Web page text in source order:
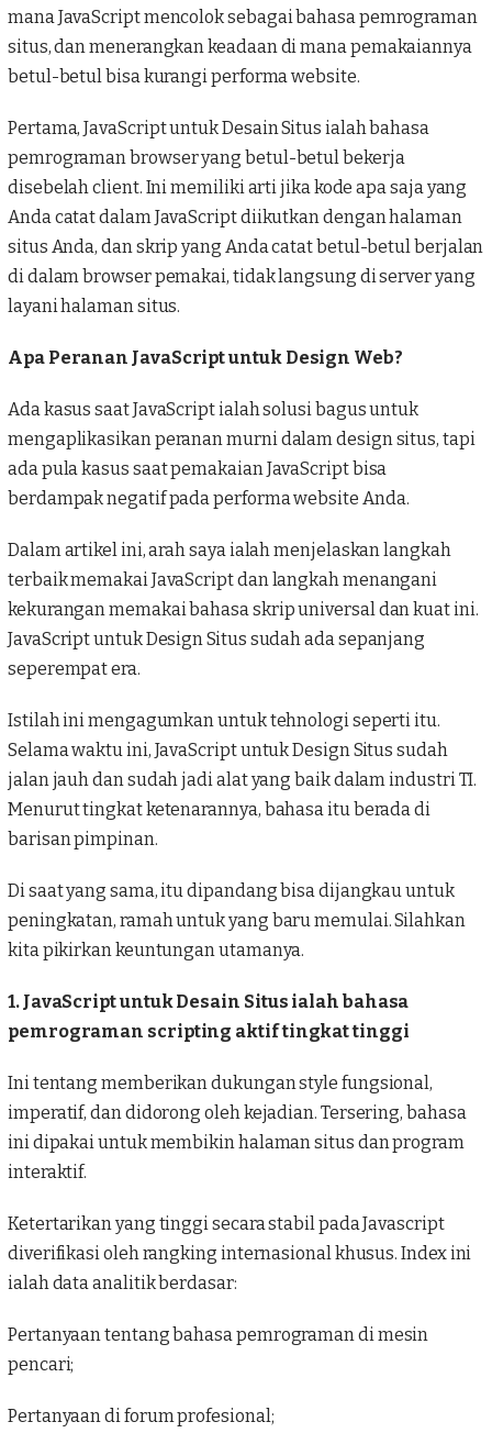
mana JavaScript mencolok sebagai bahasa pemrograman
situs, dan menerangkan keadaan di mana pemakaiannya
betul-betul bisa kurangi performa website.
Pertama,JavaScriptuntuk Desain Situs ialah bahasa
pemrograman browser yang betul-betul bekerja
disebelah client. Ini memiliki arti jika kode apa saja yang
Anda catat dalam JavaScript diikutkan dengan halaman
situs Anda, dan skrip yang Anda catat betul-betul berjalan
di dalam browser pemakai, tidak langsung di server yang
layani halaman situs.
Apa Peranan JavaScript untuk Design Web?
Ada kasus saat JavaScript ialah solusi bagus untuk
mengaplikasikan peranan murni dalam design situs, tapi
ada pula kasus saat pemakaian JavaScript bisa
berdampak negatif pada performawebsite Anda.
Dalam artikel ini, arah saya ialah menjelaskan langkah
terbaik memakai JavaScript dan langkah menangani
kekurangan memakai bahasa skrip universal dan kuat ini.
JavaScript untuk Design Situs sudah ada sepanjang
seperempat era.
Istilah ini mengagumkan untuk tehnologi seperti itu.
Selama waktu ini, JavaScript untuk Design Situs sudah
jalan jauh dan sudah jadi alat yang baik dalam industri TI.
Menurut tingkat ketenarannya, bahasa itu berada di
barisan pimpinan.
Di saat yang sama, itu dipandang bisa dijangkau untuk
peningkatan, ramah untuk yang baru memulai. Silahkan
kita pikirkan keuntungan utamanya.
1. JavaScript untuk Desain Situs ialah bahasa
pemrograman scripting aktif tingkat tinggi
Ini tentang memberikan dukungan style fungsional,
imperatif, dan didorong oleh kejadian. Tersering, bahasa
ini dipakai untuk membikin halaman situs dan program
interaktif.
Ketertarikan yang tinggi secara stabil pada Javascript
diverifikasi oleh rangking internasional khusus. Index ini
ialah data analitik berdasar:
Pertanyaan tentang bahasa pemrograman di mesin
pencari;
Pertanyaan di forum profesional;